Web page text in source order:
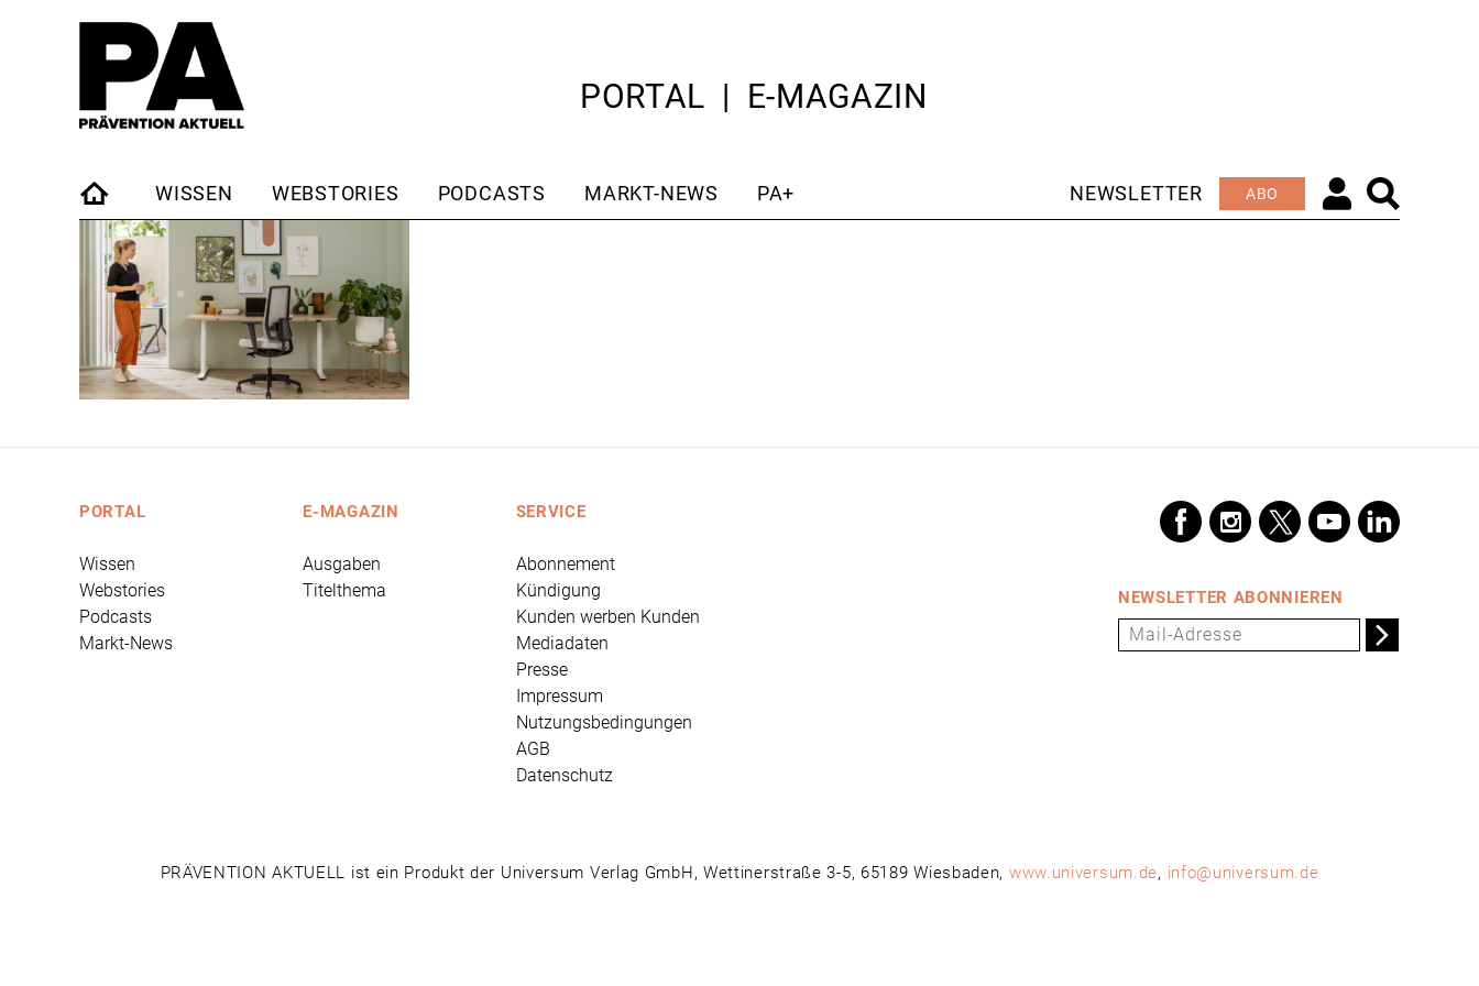
PORTAL E-MAGAZIN
STARTSEITE
WISSEN WEBSTORIES PODCASTS MARKT-NEWS PA+ NEWSLETTER ABO
PORTAL
Wissen
Webstories
Podcasts
Markt-News
E-MAGAZIN
Ausgaben
Titelthema
SERVICE
Abonnement
Kündigung
Kunden werben Kunden
Mediadaten
Presse
Impressum
Nutzungsbedingungen
AGB
Datenschutz
NEWSLETTER ABONNIEREN
PRÄVENTION AKTUELL ist ein Produkt der Universum Verlag GmbH, Wettinerstraße 3-5, 65189 Wiesbaden, www.universum.de, info@universum.de